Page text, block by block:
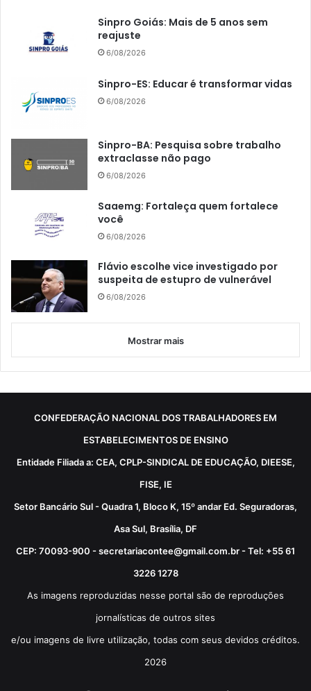
Sinpro Goiás: Mais de 5 anos sem
reajuste
6/08/2026
Sinpro-ES: Educar é transformar vidas
6/08/2026
Sinpro-BA: Pesquisa sobre trabalho
extraclasse não pago
6/08/2026
Saaemg: Fortaleça quem fortalece
você
6/08/2026
Flávio escolhe vice investigado por
suspeita de estupro de vulnerável
6/08/2026
Mostrar mais
CONFEDERAÇÃO NACIONAL DOS TRABALHADORES EM
ESTABELECIMENTOS DE ENSINO
Entidade Filiada a: CEA, CPLP-SINDICAL DE EDUCAÇÃO, DIEESE,
FISE, IE
Setor Bancário Sul - Quadra 1, Bloco K, 15º andar Ed. Seguradoras,
Asa Sul, Brasília, DF
CEP: 70093-900 - secretariacontee@gmail.com.br - Tel: +55 61
3226 1278
As imagens reproduzidas nesse portal são de reproduções
jornalísticas de outros sites
e/ou imagens de livre utilização, todas com seus devidos créditos.
2026